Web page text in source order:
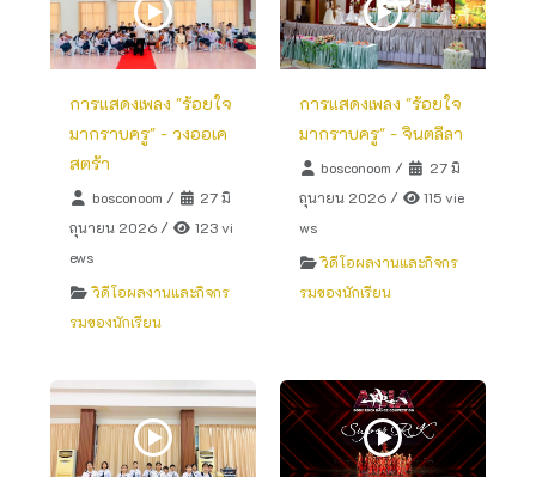
การแสดงเพลง "ร้อยใจ
มากราบครู" - วงออเค
สตร้า
bosconoom /
27 มิ
ถุนายน 2026 /
123 vi
ews
วิดีโอผลงานและกิจกร
รมของนักเรียน
การแสดงเพลง "ร้อยใจ
มากราบครู" - จินตลีลา
bosconoom /
27 มิ
ถุนายน 2026/
115 vie
ws
วิดีโอผลงานและกิจกร
รมของนักเรียน